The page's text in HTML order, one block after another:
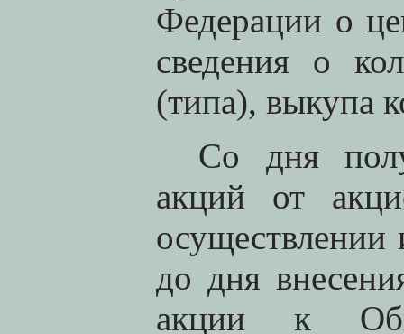
Федерации о
сведения о
(типа), выкупа
Со дня
акций от
осуществлении
до дня
акции к